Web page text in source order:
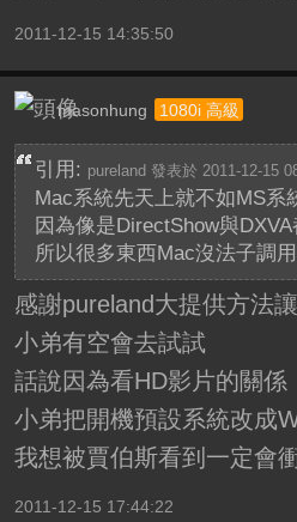
2011-12-15 14:35:50
masonhung 1080i 高級
引用: pureland 發表於 2011-12-15
Mac系統先天上就不如MS系
因為像是DirectShow與
所以很多東西Mac沒法子調
感謝pureland大提供方法
小弟有空會去試試
話說因為看HD影片的關係
小弟把開機預設系統改成
我想被賈伯斯看到一定會
2011-12-15 17:44:22